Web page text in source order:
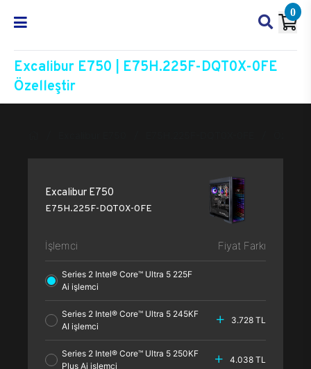
0
Excalibur E750 | E75H.225F-DQT0X-0FE
Özelleştir
Excalibur E750
E75H.225F-DQT0X-0FE
İşlemci Fiyat Farkı
Series 2 Intel® Core™ Ultra 5 225F
Ai işlemci
Series 2 Intel® Core™ Ultra 5 245KF
AI işlemci
3.728 TL
Series 2 Intel® Core™ Ultra 5 250KF
Plus Ai işlemci
4.038 TL